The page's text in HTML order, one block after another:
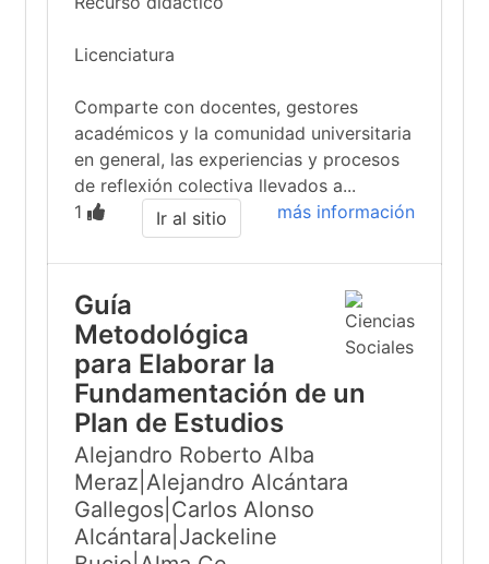
Licenciatura
Comparte con docentes, gestores
académicos y la comunidad universitaria
en general, las experiencias y procesos
de reflexión colectiva llevados a...
1
más información
Ir al sitio
Guía
Metodológica
para Elaborar la
Fundamentación de un
Plan de Estudios
Alejandro Roberto Alba
Meraz|Alejandro Alcántara
Gallegos|Carlos Alonso
Alcántara|Jackeline